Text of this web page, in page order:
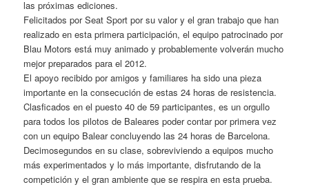
las próximas ediciones.
Felicitados por Seat Sport por su valor y el gran trabajo que han
realizado en esta primera participación, el equipo patrocinado por
Blau Motors está muy animado y probablemente volverán mucho
mejor preparados para el 2012.
El apoyo recibido por amigos y familiares ha sido una pieza
importante en la consecución de estas 24 horas de resistencia.
Clasficados en el puesto 40 de 59 participantes, es un orgullo
para todos los pilotos de Baleares poder contar por primera vez
con un equipo Balear concluyendo las 24 horas de Barcelona.
Decimosegundos en su clase, sobreviviendo a equipos mucho
más experimentados y lo más importante, disfrutando de la
competición y el gran ambiente que se respira en esta prueba.